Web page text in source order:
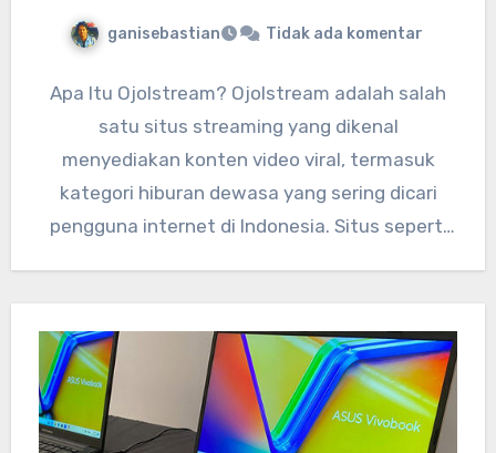
ganisebastian Tidak ada komentar
Apa Itu Ojolstream? Ojolstream adalah salah
satu situs streaming yang dikenal
menyediakan konten video viral, termasuk
kategori hiburan dewasa yang sering dicari
pengguna internet di Indonesia. Situs seperti